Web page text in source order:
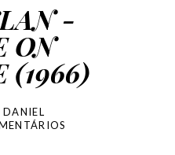
-
ON
(1966)
DANIEL